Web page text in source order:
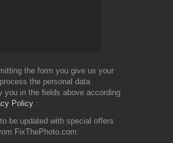
the form you give us your
the personal data
you in the fields above according
Policy
be updated with special offers
FixThePhoto.com